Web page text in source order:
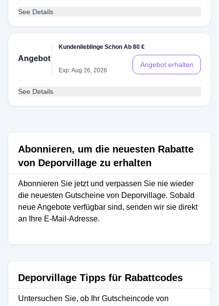
See Details
Angebot
Kundenlieblinge Schon Ab 80 €
Exp: Aug 26, 2026
Angebot erhalten
See Details
Abonnieren, um die neuesten Rabatte
von Deporvillage zu erhalten
Abonnieren Sie jetzt und verpassen Sie nie wieder
die neuesten Gutscheine von Deporvillage. Sobald
neue Angebote verfügbar sind, senden wir sie direkt
an Ihre E-Mail-Adresse.
Deporvillage Tipps für Rabattcodes
Untersuchen Sie, ob Ihr Gutscheincode von